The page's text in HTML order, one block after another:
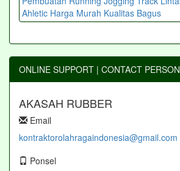
ONLINE SUPPORT | CONTACT PERSON
AKASAH RUBBER
Email
kontraktorolahragaindonesia@gmail.com
Ponsel